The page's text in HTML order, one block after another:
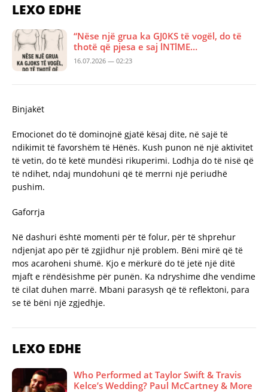
LEXO EDHE
“Nëse një grua ka GJ0KS të vogël, do të
thotë që pjesa e saj lNTlME…
16.07.2026 — 02:23
Binjakët
Emocionet do të dominojnë gjatë kësaj dite, në sajë të
ndikimit të favorshëm të Hënës. Kush punon në një aktivitet
të vetin, do të ketë mundësi rikuperimi. Lodhja do të nisë që
të ndihet, ndaj mundohuni që të merrni një periudhë
pushim.
Gaforrja
Në dashuri është momenti për të folur, për të shprehur
ndjenjat apo për të zgjidhur një problem. Bëni mirë që të
mos acaroheni shumë. Kjo e mërkurë do të jetë një ditë
mjaft e rëndësishme për punën. Ka ndryshime dhe vendime
të cilat duhen marrë. Mbani parasysh që të reflektoni, para
se të bëni një zgjedhje.
LEXO EDHE
Who Performed at Taylor Swift & Travis
Kelce’s Wedding? Paul McCartney & More